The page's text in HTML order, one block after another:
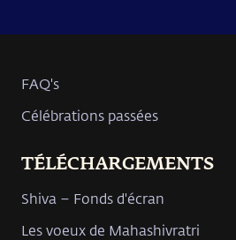
FAQ's
Célébrations passées
TÉLÉCHARGEMENTS
Shiva – Fonds d'écran
Les voeux de Mahashivratri